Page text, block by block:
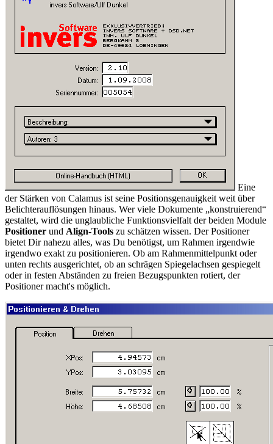
Eine
der Stärken von Calamus ist seine Positionsgenauigkeit weit über
Belichterauflösungen hinaus. Wer viele Dokumente
konstruierend
gestaltet, wird die unglaubliche Funktionsvielfalt der beiden Module
Positioner und Align-Tools zu schätzen wissen. Der Positioner
bietet Dir nahezu alles, was Du benötigst, um Rahmen irgendwie
irgendwo exakt zu positionieren. Ob am Rahmenmittelpunkt oder
unten rechts ausgerichtet, ob an schrägen Spiegelachsen gespiegelt
oder in festen Abständen zu freien Bezugspunkten rotiert, der
Positioner macht's möglich.